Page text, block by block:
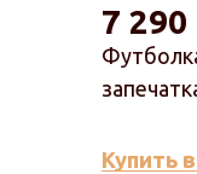
7 290
Купить